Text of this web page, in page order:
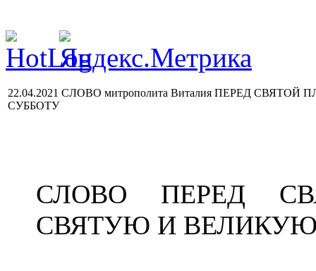
22.04.2021 СЛОВО митрополита Виталия ПЕРЕД
СУББОТУ
СЛОВО ПЕРЕД
СВЯТУЮ И